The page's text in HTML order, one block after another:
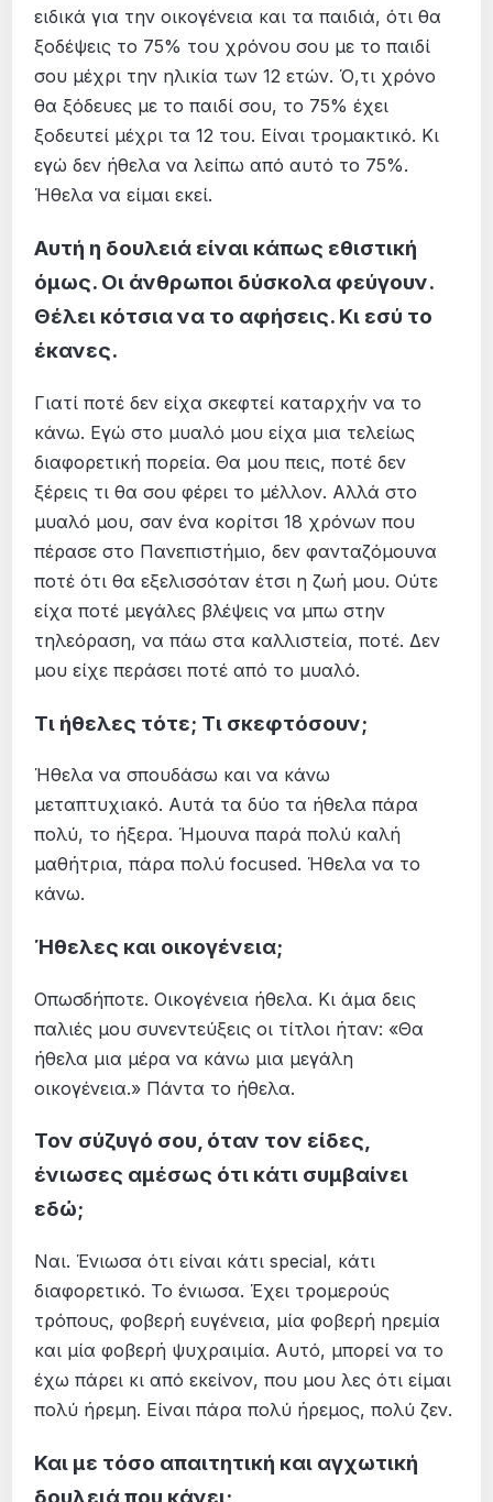
ειδικά για την οικογένεια και τα παιδιά, ότι θα
ξοδέψεις το 75% του χρόνου σου με το παιδί
σου μέχρι την ηλικία των 12 ετών. Ό,τι χρόνο
θα ξόδευες με το παιδί σου, το 75% έχει
ξοδευτεί μέχρι τα 12 του. Είναι τρομακτικό. Κι
εγώ δεν ήθελα να λείπω από αυτό το 75%.
Ήθελα να είμαι εκεί.
Αυτή η δουλειά είναι κάπως εθιστική
όμως. Οι άνθρωποι δύσκολα φεύγουν.
Θέλει κότσια να το αφήσεις. Κι εσύ το
έκανες.
Γιατί ποτέ δεν είχα σκεφτεί καταρχήν να το
κάνω. Εγώ στο μυαλό μου είχα μια τελείως
διαφορετική πορεία. Θα μου πεις, ποτέ δεν
ξέρεις τι θα σου φέρει το μέλλον. Αλλά στο
μυαλό μου, σαν ένα κορίτσι 18 χρόνων που
πέρασε στο Πανεπιστήμιο, δεν φανταζόμουνα
ποτέ ότι θα εξελισσόταν έτσι η ζωή μου. Ούτε
είχα ποτέ μεγάλες βλέψεις να μπω στην
τηλεόραση, να πάω στα καλλιστεία, ποτέ. Δεν
μου είχε περάσει ποτέ από το μυαλό.
Τι ήθελες τότε; Τι σκεφτόσουν;
Ήθελα να σπουδάσω και να κάνω
μεταπτυχιακό. Αυτά τα δύο τα ήθελα πάρα
πολύ, το ήξερα. Ήμουνα παρά πολύ καλή
μαθήτρια, πάρα πολύ focused. Ήθελα να το
κάνω.
Ήθελες και οικογένεια;
Οπωσδήποτε. Οικογένεια ήθελα. Κι άμα δεις
παλιές μου συνεντεύξεις οι τίτλοι ήταν: «Θα
ήθελα μια μέρα να κάνω μια μεγάλη
οικογένεια.» Πάντα το ήθελα.
Τον σύζυγό σου, όταν τον είδες,
ένιωσες αμέσως ότι κάτι συμβαίνει
εδώ;
Ναι. Ένιωσα ότι είναι κάτι special, κάτι
διαφορετικό. Το ένιωσα. Έχει τρομερούς
τρόπους, φοβερή ευγένεια, μία φοβερή ηρεμία
και μία φοβερή ψυχραιμία. Αυτό, μπορεί να το
έχω πάρει κι από εκείνον, που μου λες ότι είμαι
πολύ ήρεμη. Είναι πάρα πολύ ήρεμος, πολύ ζεν.
Και με τόσο απαιτητική και αγχωτική